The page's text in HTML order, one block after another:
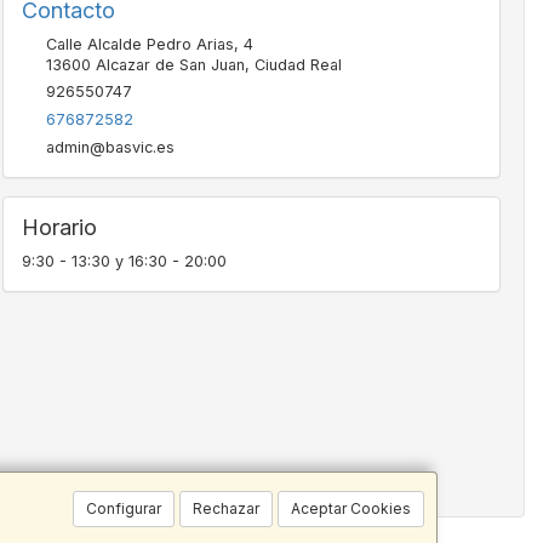
Configurar Rechazar Aceptar Cookies
Contacto
Calle Alcalde Pedro Arias, 4
13600 Alcazar de San Juan, Ciudad Real
926550747
676872582
admin@basvic.es
Horario
9:30 - 13:30 y 16:30 - 20:00